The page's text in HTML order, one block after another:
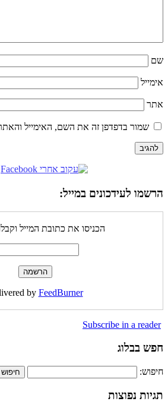
שם
אימייל
אתר
שמור בדפדפן זה את השם, האימייל
הרשמו לעידכונים במייל:
הכניסו את כתובת המייל וקבלו
byFeedBurner
Subscribe in a reader
חפש בבלוג
חיפוש:
תגיות נפוצות